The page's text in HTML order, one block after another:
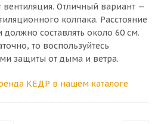
Отличный вариант —
колпака. Расстояние
должно составлять около 60 см.
то воспользуйтесь
защиты от дыма и ветра.
КЕДР в нашем каталоге